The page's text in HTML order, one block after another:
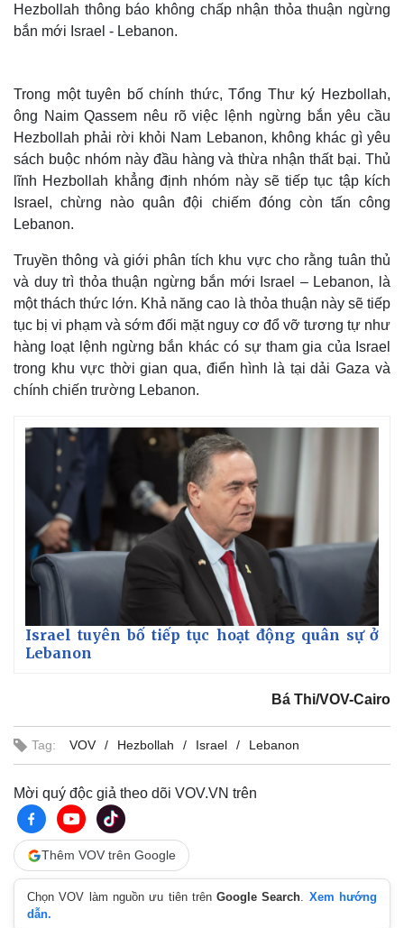
Thế giới
Quan sát
Cuộc sống đó đây
Hồ sơ
Multimedia
Video
Ảnh
E-Magazine
Infographic
Hezbollah thông báo không chấp nhận thỏa thuận ngừng
bắn mới Israel - Lebanon.
Trong một tuyên bố chính thức, Tổng Thư ký Hezbollah,
ông Naim Qassem nêu rõ việc lệnh ngừng bắn yêu cầu
Hezbollah phải rời khỏi Nam Lebanon, không khác gì yêu
sách buộc nhóm này đầu hàng và thừa nhận thất bại. Thủ
lĩnh Hezbollah khẳng định nhóm này sẽ tiếp tục tập kích
Israel, chừng nào quân đội chiếm đóng còn tấn công
Lebanon.
Truyền thông và giới phân tích khu vực cho rằng tuân thủ
và duy trì thỏa thuận ngừng bắn mới Israel – Lebanon, là
một thách thức lớn. Khả năng cao là thỏa thuận này sẽ tiếp
tục bị vi phạm và sớm đối mặt nguy cơ đổ vỡ tương tự như
hàng loạt lệnh ngừng bắn khác có sự tham gia của Israel
trong khu vực thời gian qua, điển hình là tại dải Gaza và
chính chiến trường Lebanon.
Israel tuyên bố tiếp tục hoạt động quân sự ở
Lebanon
Bá Thi/VOV-Cairo
Tag: VOV Hezbollah Israel Lebanon
Mời quý độc giả theo dõi VOV.VN trên
Thêm VOV trên Google
Chọn VOV làm nguồn ưu tiên trênGoogle Search. Xem hướng
dẫn.